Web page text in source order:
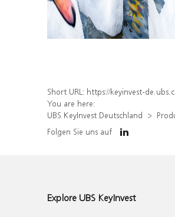
Short URL: https://keyinvest-de.ubs.com/produkt/detail/index/
You are here:
UBS KeyInvest Deutschland
Folgen Sie uns auf
Explore UBS KeyInvest